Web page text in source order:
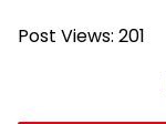
Post Views: 201